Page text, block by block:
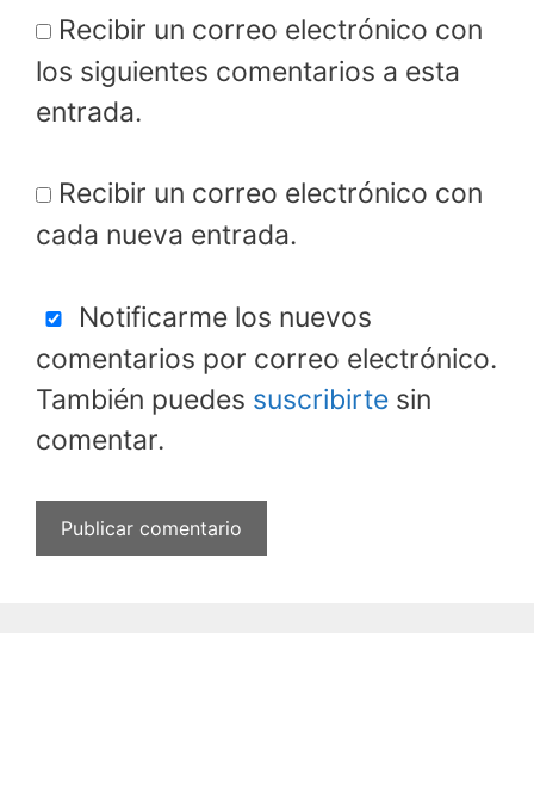
Recibir un correo electrónico con
los siguientes comentarios a esta
entrada.
Recibir un correo electrónico con
cada nueva entrada.
Notificarme los nuevos
comentarios por correo electrónico.
También puedes suscribirte sin
comentar.